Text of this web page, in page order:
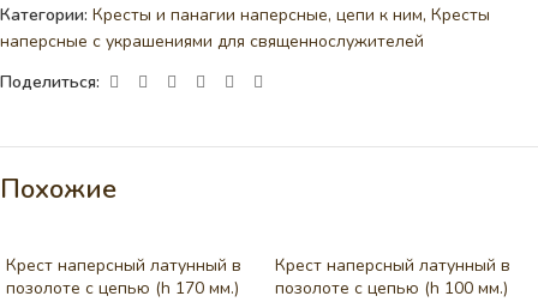
Категории: Кресты и панагии наперсные, цепи к ним, Кресты
наперсные с украшениями для священнослужителей
Поделиться:
Похожие
Крест наперсный латунный в
позолоте с цепью (h 170 мм.)
Крест наперсный латунный в
позолоте с цепью (h 100 мм.)